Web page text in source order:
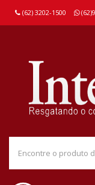
(62) 3202-1500